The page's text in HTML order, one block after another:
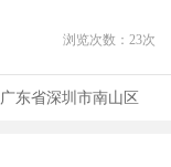
浏览次数： 23次
广东省深圳市南山区